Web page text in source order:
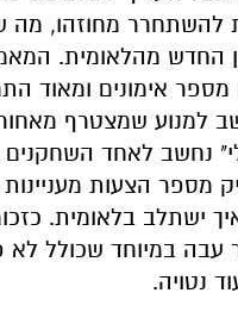
להשתחרר מחוזהו, מה
החדש מהלאומית.
מספר אימונים ומאוד
למנוע שמצטרף
נחשב לאחד השחקנים
מספר הצעות מעניינות
ישתלב בלאומית.
נטויה.